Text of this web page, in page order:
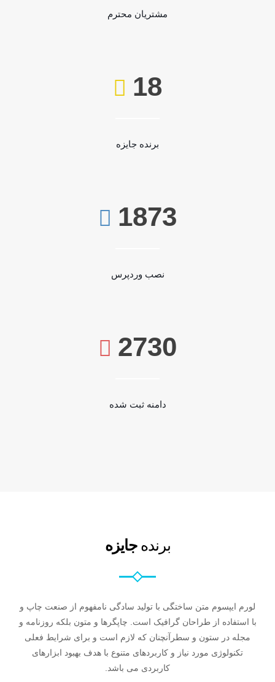
مشتریان محترم
18
برنده جایزه
1873
نصب وردپرس
2730
دامنه ثبت شده
برندهجایزه
لورم ایپسوم متن ساختگی با تولید سادگی نامفهوم از صنعت چاپ و
با استفاده از طراحان گرافیک است. چاپگرها و متون بلکه روزنامه و
مجله در ستون و سطرآنچنان که لازم است و برای شرایط فعلی
تکنولوژی مورد نیاز و کاربردهای متنوع با هدف بهبود ابزارهای
کاربردی می باشد.